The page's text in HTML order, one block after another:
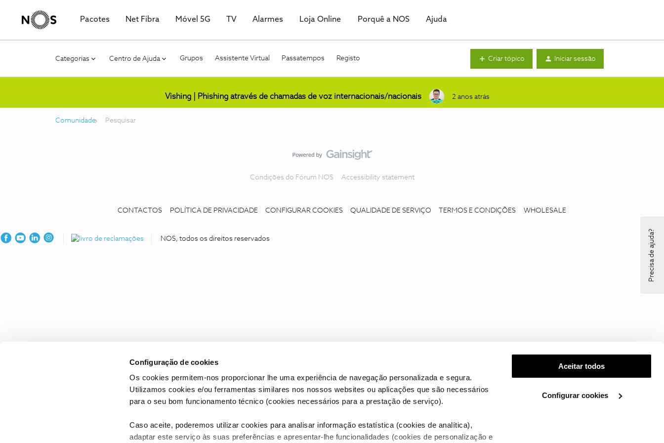
Configuração de cookies
Os cookies permitem-nos proporcionar lhe uma experiência de navegação personalizada e segura.
Utilizamos cookies e/ou ferramentas similares nos nossos websites ou aplicações que são necessários
para o seu bom funcionamento técnico (cookies necessários para a prestação de serviço).
Caso aceite, poderemos utilizar cookies para analisar informação estatística (cookies de analítica),
adaptar este serviço às suas preferências e apresentar-lhe funcionalidades (cookies de personalização e
Aceitar todos
Configurar cookies
Pacotes Net Fibra Móvel 5G TV Alarmes Loja Online Porquê a NOS Ajuda
Categorias Centro de Ajuda Grupos Assistente Virtual Passatempos Registo Criar tópico Iniciar sessão
Vishing | Phishing através de chamadas de voz internacionais/nacionais 2 anos atrás
Comunidade Pesquisar
Condições do Fórum NOS Accessibility statement
CONTACTOS POLÍTICA DE PRIVACIDADE CONFIGURAR COOKIES QUALIDADE DE SERVIÇO TERMOS E CONDIÇÕES WHOLESALE
NOS, todos os direitos reservados Precisa de ajuda?